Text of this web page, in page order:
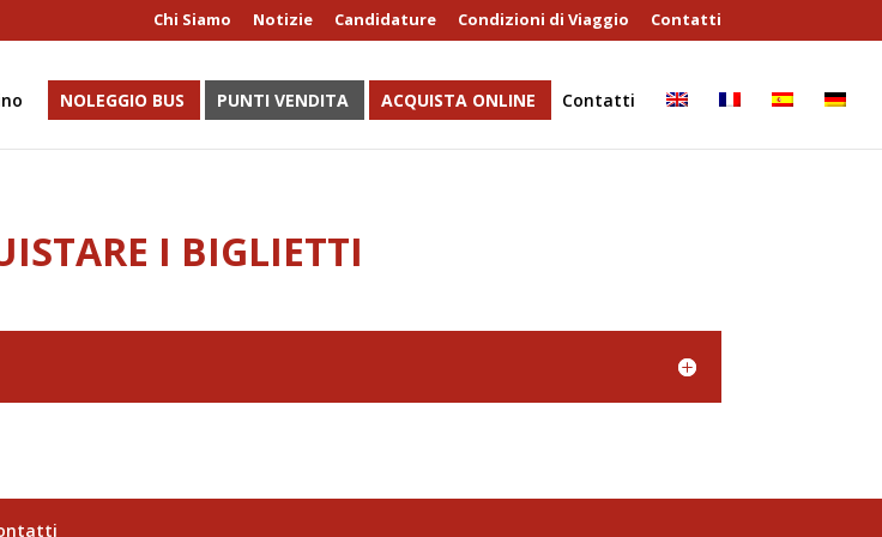
Chi Siamo Notizie Candidature Condizioni di Viaggio Contatti
NOLEGGIO BUS PUNTI VENDITA ACQUISTA ONLINE Contatti
I BIGLIETTI